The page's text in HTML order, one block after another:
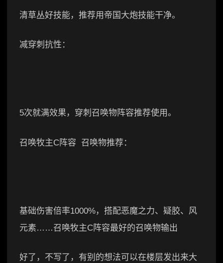
清草丛好技能，推荐用帝国大炮技能干净。
减穿刺抗性：
5次就满效果，穿刺召唤物阵容推荐使用。
召唤牧主C阵容 召唤物推荐：
基础伤害倍率1000%，搭配恶魔之力、疑胶、风
元素……召唤牧主C阵容最好的召唤物输出
好了，不写了，有别的想法可以在楼层发出来大